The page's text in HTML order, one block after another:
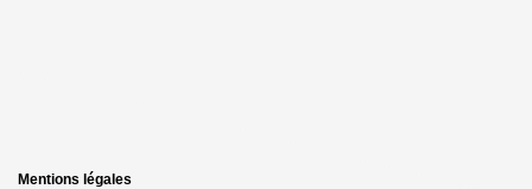
Mentions légales